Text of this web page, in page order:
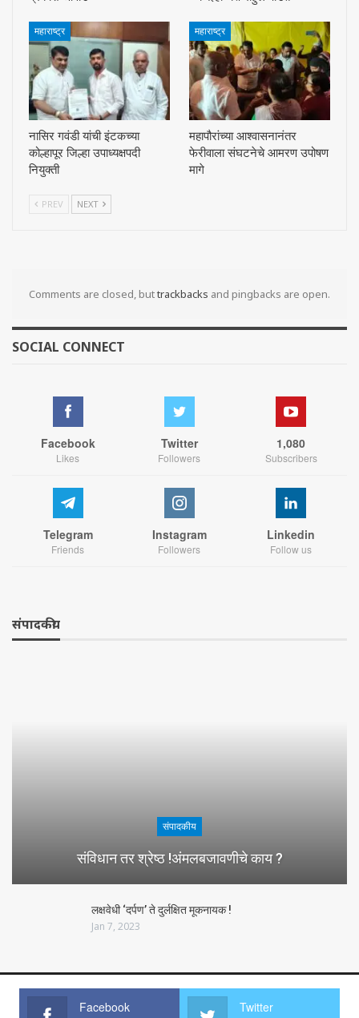
महाराष्ट्र
नासिर गवंडी यांची इंटकच्या
कोल्हापूर जिल्हा उपाध्यक्षपदी
नियुक्ती
महाराष्ट्र
महापौरांच्या आश्वासनानंतर
फेरीवाला संघटनेचे आमरण उपोषण
मागे
PREV NEXT
Comments are closed, buttrackbacks and pingbacks are open.
SOCIAL CONNECT
Facebook
Likes
Twitter
Followers
1,080
Subscribers
Telegram
Friends
Instagram
Followers
Linkedin
Follow us
संपादकीय
संपादकीय
संविधान तर श्रेष्ठ !अंमलबजावणीचे काय ?
लक्षवेधी ‘दर्पण’ ते दुर्लक्षित मूकनायक !
Jan 7, 2023
Facebook Twitter